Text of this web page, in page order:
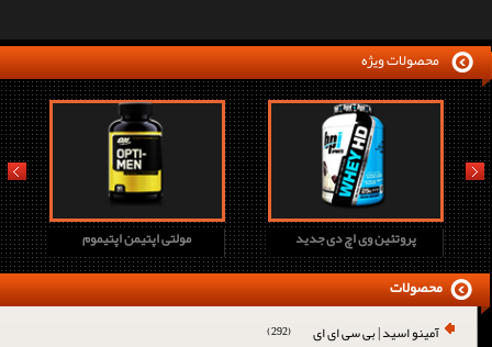
محصولات ویژه
مولتی اپتیمن اپتیموم پروتئین وی اچ دی جدید
prev next
آمینو اسید | بی سی ای ای (292)
محصولات